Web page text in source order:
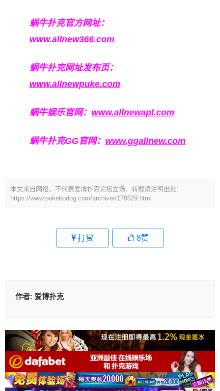
蜗牛扑克官方网址：
www.allnew366.com
蜗牛扑克网址发布页：
www.allnewpuke.com
蜗牛娱乐官网： www.allnewapl.com
蜗牛扑克GG官网： www.ggallnew.com
本文来自网络，不代表爱博扑克论坛立场，转载请注明出处：
https://www.pukebodog.com/archiver/179529.html
打赏 8赞
作者: 爱博扑克